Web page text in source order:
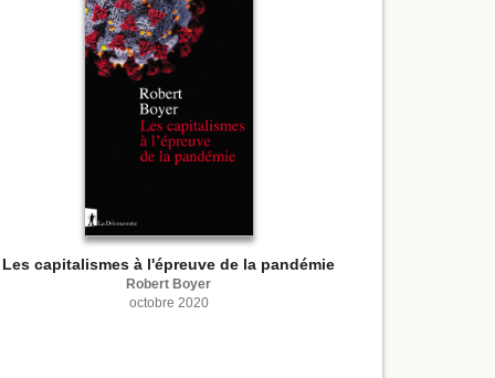
Les capitalismes à l'épreuve de la pandémie
Robert Boyer
octobre 2020